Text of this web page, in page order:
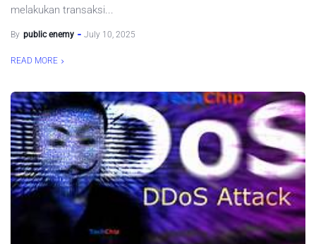
melakukan transaksi...
By public enemy July 10, 2025
READ MORE